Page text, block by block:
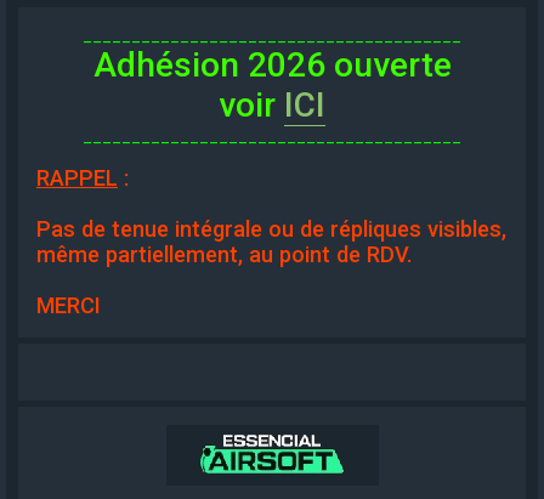
Adhésion 2026 ouverte
voir ICI
RAPPEL :
Pas de tenue intégrale ou de répliques visibles,
même partiellement, au point de RDV.
MERCI